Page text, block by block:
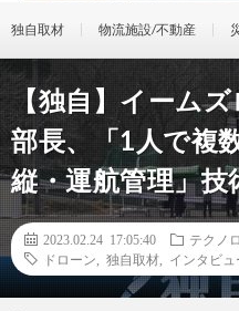
独自取材 物流施設/不動産
【独自】イーム
部長、「1人で複
縦・運航管理」技
2023.02.24 17:05:40
テクノ
ドローン
独自取材 インタビュ